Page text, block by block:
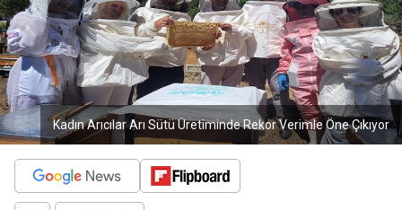
Kadın Arıcılar Arı Sütü Üretiminde Rekor Verimle Öne Çıkıyor